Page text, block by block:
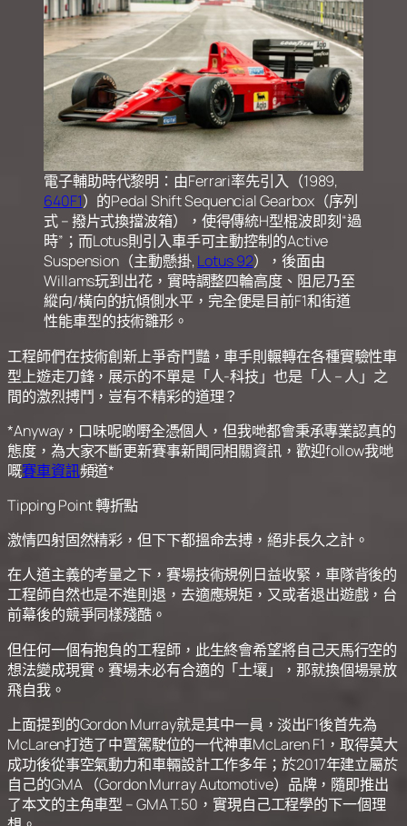
電子輔助時代黎明：由Ferrari率先引入（1989,
640F1）的Pedal Shift Sequencial Gearbox（序列
式 – 撥片式換擋波箱），使得傳統H型棍波即刻“過
時”；而Lotus則引入車手可主動控制的Active
Suspension（主動懸掛,Lotus 92），後面由
Willams玩到出花，實時調整四輪高度、阻尼乃至
縱向/橫向的抗傾側水平，完全便是目前F1和街道
性能車型的技術雛形。
工程師們在技術創新上爭奇鬥豔，車手則輾轉在各種實驗性車
型上遊走刀鋒，展示的不單是「人-科技」也是「人 – 人」之
間的激烈搏鬥，豈有不精彩的道理？
*Anyway，口味呢啲嘢全憑個人，但我哋都會秉承專業認真的
態度，為大家不斷更新賽事新聞同相關資訊，歡迎follow我哋
嘅賽車資訊頻道*
Tipping Point 轉折點
激情四射固然精彩，但下下都搵命去搏，絕非長久之計。
在人道主義的考量之下，賽場技術規例日益收緊，車隊背後的
工程師自然也是不進則退，去適應規矩，又或者退出遊戲，台
前幕後的競爭同樣殘酷。
但任何一個有抱負的工程師，此生終會希望將自己天馬行空的
想法變成現實。賽場未必有合適的「土壤」，那就換個場景放
飛自我。
上面提到的Gordon Murray就是其中一員，淡出F1後首先為
McLaren打造了中置駕駛位的一代神車McLaren F1，取得莫大
成功後從事空氣動力和車輛設計工作多年；於2017年建立屬於
自己的GMA （Gordon Murray Automotive）品牌，隨即推出
了本文的主角車型 – GMA T.50，實現自己工程學的下一個理